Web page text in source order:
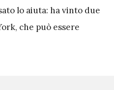
lo aiuta: ha vinto due
che può essere